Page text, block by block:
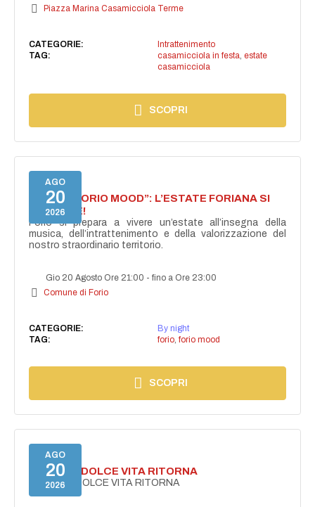
Piazza Marina Casamicciola Terme
CATEGORIE:
Intrattenimento
TAG:
casamicciola in festa, estate
casamicciola
SCOPRI
AGO
20
2026
NASCE “FORIO MOOD”: L’ESTATE FORIANA SI
ACCENDE!
Forio si prepara a vivere un’estate all’insegna della
musica, dell’intrattenimento e della valorizzazione del
nostro straordinario territorio.
Gio 20 Agosto Ore 21:00 -fino a Ore 23:00
Comune di Forio
CATEGORIE:
By night
TAG:
forio, forio mood
SCOPRI
AGO
20
2026
FORIO LA DOLCE VITA RITORNA
FORIO LA DOLCE VITA RITORNA